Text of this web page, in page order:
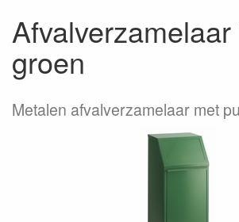
groen
Metalen afvalverzamelaar met